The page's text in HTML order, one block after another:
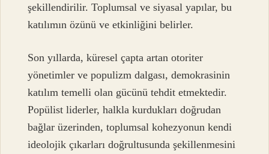
şekillendirilir. Toplumsal ve siyasal yapılar, bu
katılımın özünü ve etkinliğini belirler.
Son yıllarda, küresel çapta artan otoriter
yönetimler ve populizm dalgası, demokrasinin
katılım temelli olan gücünü tehdit etmektedir.
Popülist liderler, halkla kurdukları doğrudan
bağlar üzerinden, toplumsal kohezyonun kendi
ideolojik çıkarları doğrultusunda şekillenmesini